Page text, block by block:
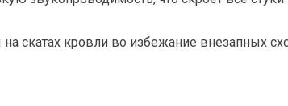
на скатах кровли во избежание внезапных